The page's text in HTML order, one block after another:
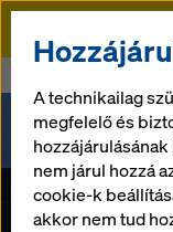
Doka
Vienna 22 az
A technikailag
megfelelő és
nem járul hozzá
cookie-k
akkor nem tud